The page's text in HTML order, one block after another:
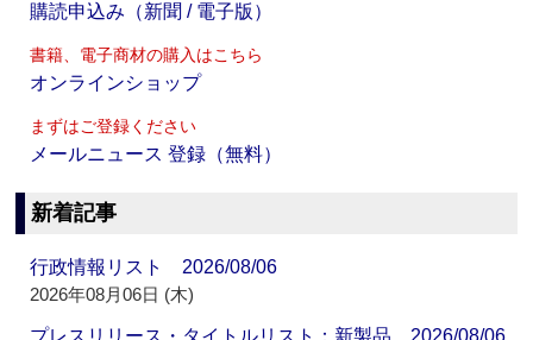
購読申込み（新聞 / 電子版）
書籍、電子商材の購入はこちら
オンラインショップ
まずはご登録ください
メールニュース 登録（無料）
新着記事
行政情報リスト 2026/08/06
2026年08月06日 (木)